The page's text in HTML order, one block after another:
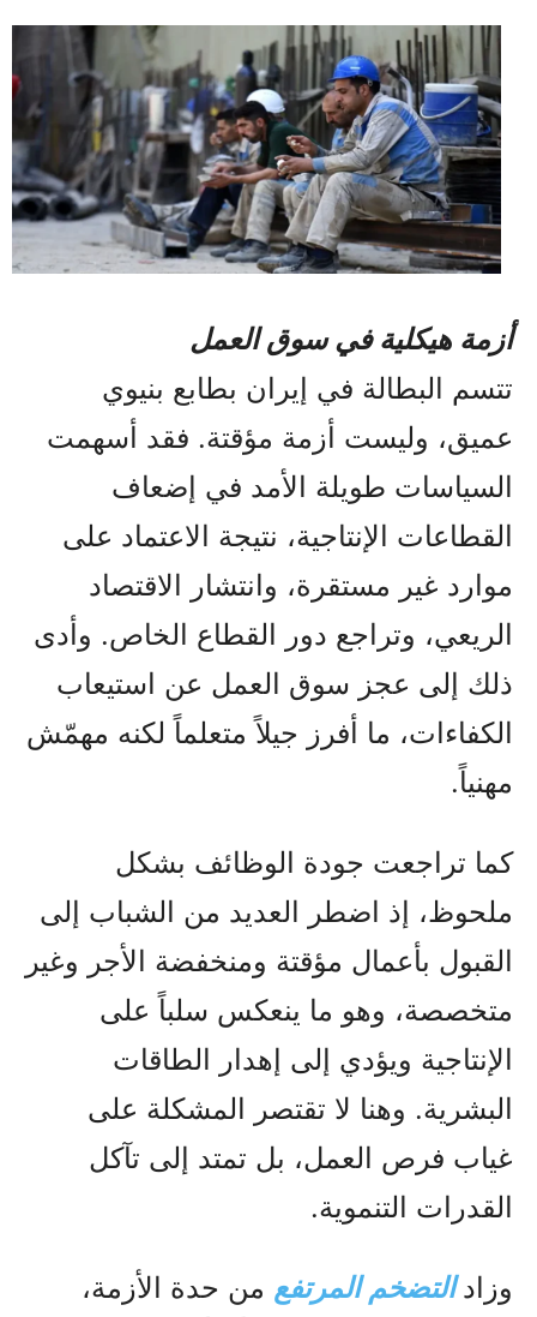
أزمة هيكلية في سوق العمل
تتسم البطالة في إيران بطابع بنيوي
عميق، وليست أزمة مؤقتة. فقد أسهمت
السياسات طويلة الأمد في إضعاف
القطاعات الإنتاجية، نتيجة الاعتماد على
موارد غير مستقرة، وانتشار الاقتصاد
الريعي، وتراجع دور القطاع الخاص. وأدى
ذلك إلى عجز سوق العمل عن استيعاب
الكفاءات، ما أفرز جيلاً متعلماً لكنه مهمّش
مهنياً.
كما تراجعت جودة الوظائف بشكل
ملحوظ، إذ اضطر العديد من الشباب إلى
القبول بأعمال مؤقتة ومنخفضة الأجر وغير
متخصصة، وهو ما ينعكس سلباً على
الإنتاجية ويؤدي إلى إهدار الطاقات
البشرية. وهنا لا تقتصر المشكلة على
غياب فرص العمل، بل تمتد إلى تآكل
القدرات التنموية.
وزادالتضخم المرتفع من حدة الأزمة،